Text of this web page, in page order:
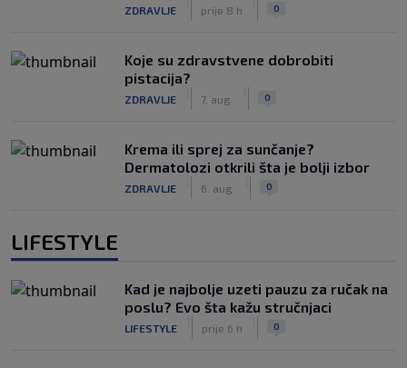
ZDRAVLJE prije 8 h 0
Koje su zdravstvene dobrobiti
pistacija?
ZDRAVLJE 7. aug. 0
Krema ili sprej za sunčanje?
Dermatolozi otkrili šta je bolji izbor
ZDRAVLJE 6. aug. 0
LIFESTYLE
Kad je najbolje uzeti pauzu za ručak na
poslu? Evo šta kažu stručnjaci
LIFESTYLE prije 6 h 0